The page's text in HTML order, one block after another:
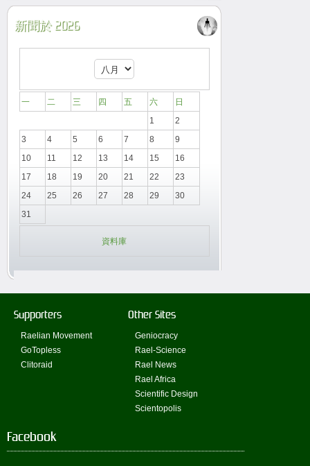
新聞於 2026
一 二 三 四 五 六
日
1
2
3
4 5 6 7 8
9
10
11 12 13 14 15
16
17
18 19 20 21 22
23
24
25 26 27 28 29
30
31
資料庫
Supporters
Raelian Movement
GoTopless
Clitoraid
Other Sites
Geniocracy
Rael-Science
Rael News
Rael Africa
Scientific Design
Scientopolis
Facebook